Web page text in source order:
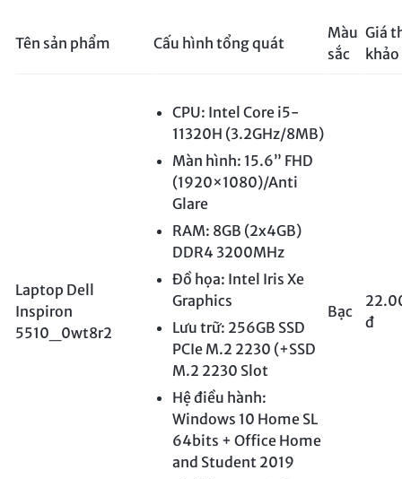
Tên sản phẩm Cấu hình tổng quát
Màu
sắc
Giá
khảo
Laptop Dell
Inspiron
5510_0wt8r2
CPU: Intel Core i5-
11320H (3.2GHz/8MB)
Màn hình: 15.6” FHD
(1920×1080)/Anti
Glare
RAM: 8GB (2x4GB)
DDR4 3200MHz
Đồ họa: Intel Iris Xe
Graphics
Lưu trữ: 256GB SSD
PCIe M.2 2230 (+SSD
M.2 2230 Slot
Hệ điều hành:
Windows 10 Home SL
64bits + Office Home
and Student 2019
Bạc
đ